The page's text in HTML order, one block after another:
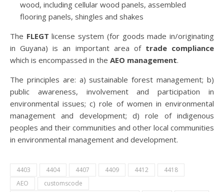
wood, including cellular wood panels, assembled
flooring panels, shingles and shakes
The FLEGTlicense system (for goods made in/originating
in Guyana) is an important area of trade compliance
which is encompassed in the AEO management.
The principles are: a) sustainable forest management; b)
public awareness, involvement and participation in
environmental issues; c) role of women in environmental
management and development; d) role of indigenous
peoples and their communities and other local communities
in environmental management and development.
4403 4404 4407 4409 4412
4418
AEO
customscode